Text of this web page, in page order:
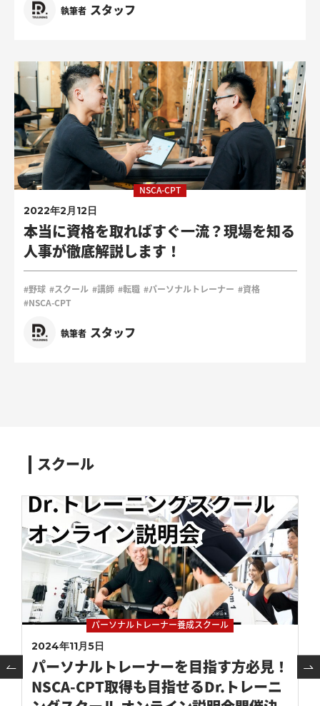
執筆者 スタッフ
NSCA-CPT
2022年2月12日
本当に資格を取ればすぐ一流？現場を知る
人事が徹底解説します！
#野球 #スクール #講師 #転職 #パーソナルトレーナー #資格
#NSCA-CPT
執筆者 スタッフ
スクール
パーソナルトレーナー養成スクール
2024年11月5日
パーソナルトレーナーを目指す方必見！
NSCA-CPT取得も目指せるDr.トレーニ